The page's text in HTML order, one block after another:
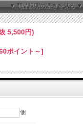
▼ 商品説明の続きを見る ▼
5,500円)
ポイント～]
個